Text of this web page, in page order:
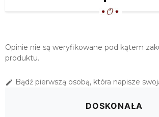
109,00 zł
"ZAIRA" 120X120 EKRI
Opinie nie są weryfikowane pod kątem
produktu.
 Bądź pierwszą osobą, która napisze
DOSKONAŁA